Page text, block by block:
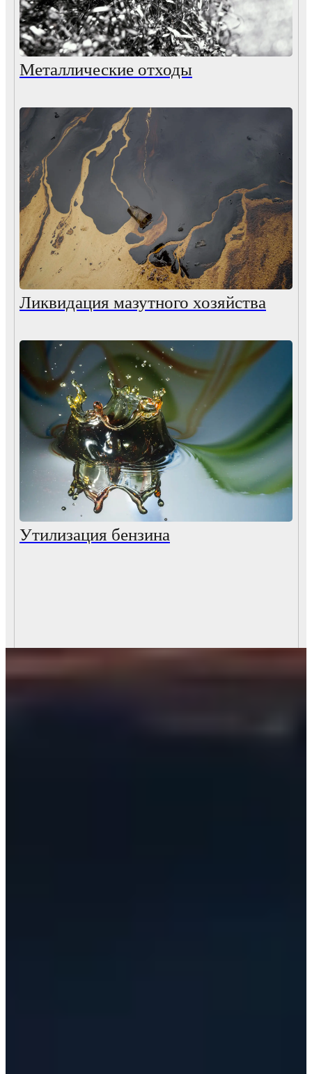
Металлические отходы
Ликвидация мазутного хозяйства
Утилизация бензина